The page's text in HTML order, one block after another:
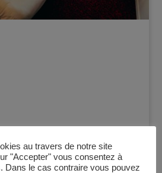
au travers de notre site
"Accepter" vous consentez à
Dans le cas contraire vous pouvez